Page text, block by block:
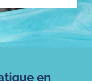
en